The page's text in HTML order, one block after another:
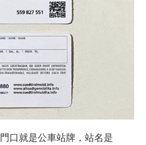
門口就是公車站牌，站名是